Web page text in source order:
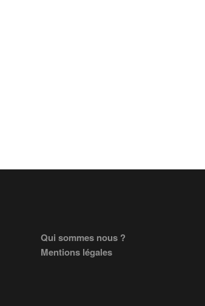
FooterQui sommes nous ?
Mentions légales